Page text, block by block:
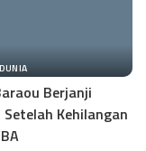
Berjanji
Kehilangan